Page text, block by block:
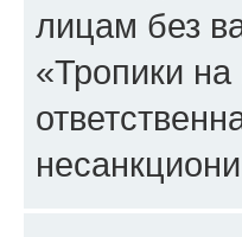
лицам без
«Тропики